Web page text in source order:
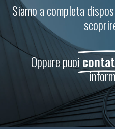
Siamo a completa
Oppure puoi